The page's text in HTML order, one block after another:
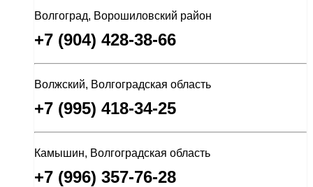
Волгоград, Ворошиловский район
+7 (904) 428-38-66
Волжский, Волгоградская область
+7 (995) 418-34-25
Камышин, Волгоградская область
+7 (996) 357-76-28